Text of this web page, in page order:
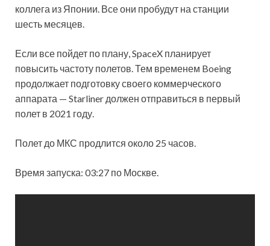
коллега из Японии. Все они пробудут на станции
шесть месяцев.
Если все пойдет по плану,SpaceX планирует
повысить частоту полетов. Тем временем Boeing
продолжает подготовку своего коммерческого
аппарата — Starliner должен отправиться в первый
полет в 2021 году.
Полет до МКС продлится около 25 часов.
Время запуска: 03:27 по Москве.